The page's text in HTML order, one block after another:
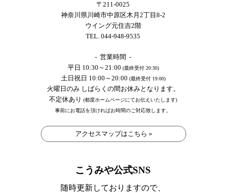
〒211-0025
神奈川県川崎市中原区木月2丁目8-2
ウイング元住吉2階
TEL. 044-948-9535
- 営業時間 -
平日 10:30～21:00 (最終受付 20:30)
土日祝日 10:00～20:00 (最終受付 19:00)
火曜日のみ しばらくの間お休みとなります。
不定休あり (都度ホームページにてお伝えいたします)
事前にお電話を頂ければお時間のご対応致します。
アクセスマップはこちら »
こうみや公式SNS
随時更新しておりますので、